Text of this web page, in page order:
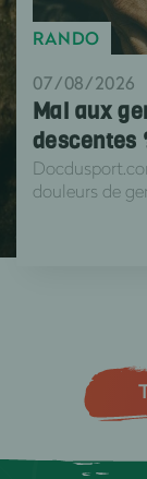
RANDO
07/08/2026
Mal aux
descentes
douleurs de